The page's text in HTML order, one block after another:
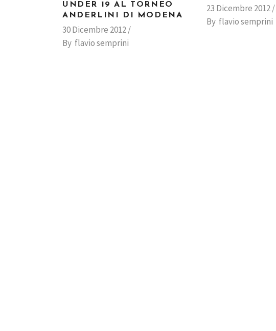
UNDER 19 AL TORNEO
ANDERLINI DI MODENA
30 Dicembre 2012
By flavio semprini
23 Dicembre 2012
By flavio semprini